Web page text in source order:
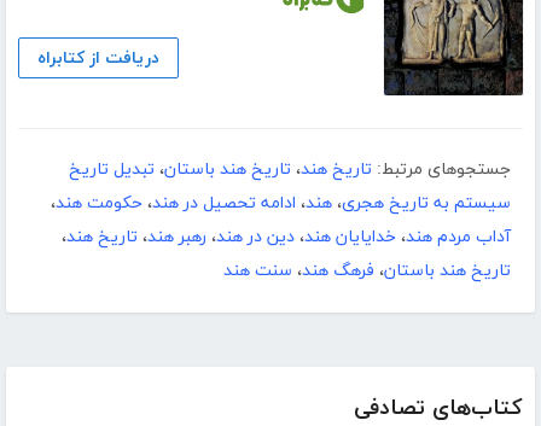
کتاب‌های تصادفی
دریافت از کتابراه
جستجوهای مرتبط: تاریخ هند، تاریخ هند باستان، تبدیل تاریخ
سیستم به تاریخ هجری، هند، ادامه تحصیل در هند، حکومت هند،
آداب مردم هند، خدایایان هند، دین در هند، رهبر هند، تاریخ هند،
تاریخ هند باستان، فرهگ هند، سنت هند